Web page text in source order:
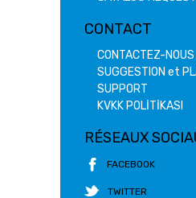
CONTACT
CONTACTEZ-NOUS
SUGGESTION et
SUPPORT
KVKK POLİTİKASI
RÉSEAUX
FACEBOOK
TWITTER